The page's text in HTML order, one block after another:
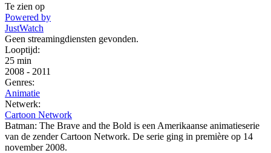
Te zien op
Powered by
JustWatch
Geen streamingdiensten gevonden.
Looptijd:
25 min
2008 - 2011
Genres:
Animatie
Netwerk:
Cartoon Network
Batman: The Brave and the Bold is een Amerikaanse animatieserie
van de zender Cartoon Network. De serie ging in première op 14
november 2008.